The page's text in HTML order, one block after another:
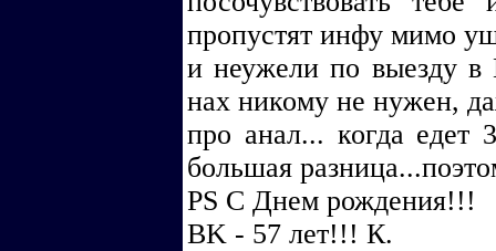
пропустят инфу мимо
и неужели по выезду в
нах никому не нужен,
про анал... когда едет
большая
PS С Днем рождения!!!
BK - 57 лет!!! К.